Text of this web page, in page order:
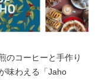
のコーヒーと手作り
味わえる「Jaho